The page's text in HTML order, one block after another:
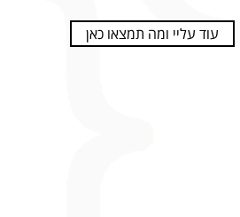
עוד עליי ומה תמצאו כאן